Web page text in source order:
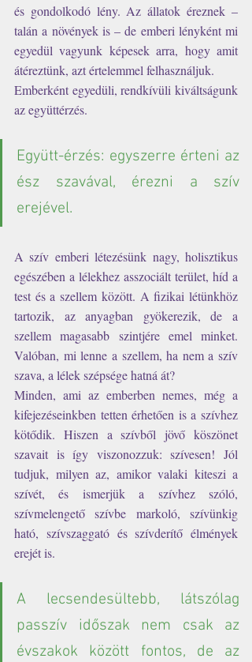
és gondolkodó lény. Az állatok éreznek –
talán a növények is – de emberi lényként mi
egyedül vagyunk képesek arra, hogy amit
átéreztünk, azt értelemmel felhasználjuk.
Emberként egyedüli, rendkívüli kiváltságunk
az együttérzés.
Együtt-érzés: egyszerre érteni az
ész szavával, érezni a szív
erejével.
A szív emberi létezésünk nagy, holisztikus
egészében a lélekhez asszociált terület, híd a
test és a szellem között. A fizikai létünkhöz
tartozik, az anyagban gyökerezik, de a
szellem magasabb szintjére emel minket.
Valóban, mi lenne a szellem, ha nem a szív
szava, a lélek szépsége hatná át?
Minden, ami az emberben nemes, még a
kifejezéseinkben tetten érhetően is a szívhez
kötődik. Hiszen a szívből jövő köszönet
szavait is így viszonozzuk: szívesen! Jól
tudjuk, milyen az, amikor valaki kiteszi a
szívét, és ismerjük a szívhez szóló,
szívmelengető szívbe markoló, szívünkig
ható, szívszaggató és szívderítő élmények
erejét is.
A lecsendesültebb, látszólag
passzív időszak nem csak az
évszakok között fontos, de az